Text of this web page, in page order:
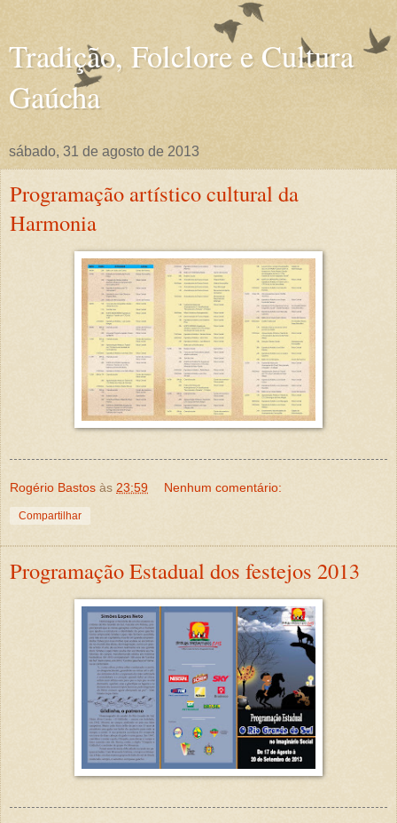
Tradição, Folclore e Cultura
Gaúcha
sábado, 31 de agosto de 2013
Programação artístico cultural da
Harmonia
Rogério Bastos às 23:59 Nenhum comentário:
Compartilhar
Programação Estadual dos festejos 2013